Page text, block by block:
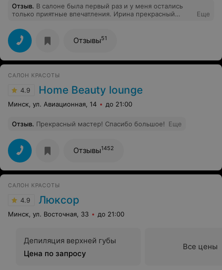
Отзыв. В салоне была первый раз и у меня остались
только приятные впечатления. Ирина прекрасный
волосы получилась невероятно красивая и удобная в
укладке. Обязательно снова к Вам приду!
Еще
Отзывы51
САЛОН КРАСОТЫ
4.9 Home Beauty lounge
Минск, ул. Авиационная, 14 до 21:00
Отзыв. Прекрасный мастер! Спасибо большое! Еще
Отзывы1452
САЛОН КРАСОТЫ
4.9 Люксор
Минск, ул. Восточная, 33 до 21:00
Депиляция верхней губы
Цена по запросу
Все цены